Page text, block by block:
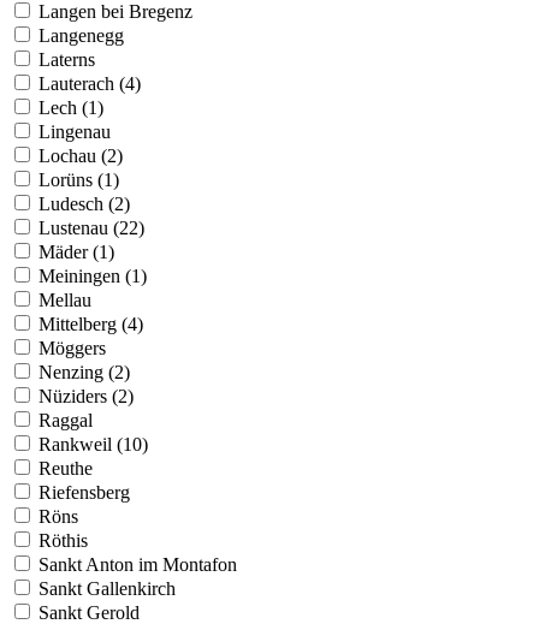
Langen bei Bregenz
Langenegg
Laterns
Lauterach (4)
Lech (1)
Lingenau
Lochau (2)
Lorüns (1)
Ludesch (2)
Lustenau (22)
Mäder (1)
Meiningen (1)
Mellau
Mittelberg (4)
Möggers
Nenzing (2)
Nüziders (2)
Raggal
Rankweil (10)
Reuthe
Riefensberg
Röns
Röthis
Sankt Anton im Montafon
Sankt Gallenkirch
Sankt Gerold